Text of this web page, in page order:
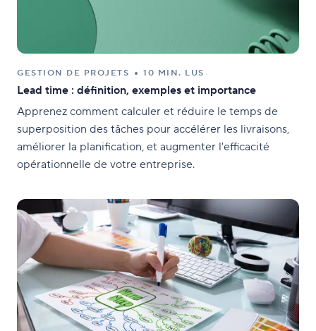
GESTION DE PROJETS 10 MIN. LUS
Lead time : définition, exemples et importance
Apprenez comment calculer et réduire le temps de
superposition des tâches pour accélérer les livraisons,
améliorer la planification, et augmenter l'efficacité
opérationnelle de votre entreprise.